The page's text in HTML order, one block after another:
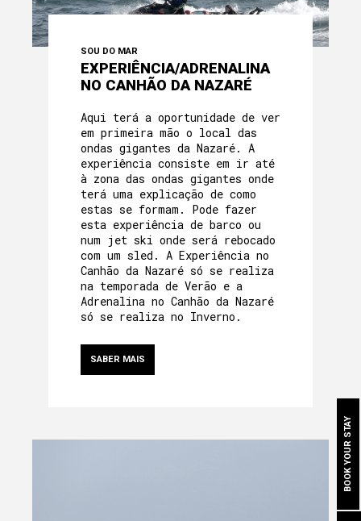
SOBRE NÓS
A NOSSA HERANÇA
MÃE-CASA
QUARTOS
BOOK YOUR STAY
SOU DO MAR
EXPERIÊNCIA/ADRENALINA
NO CANHÃO DA NAZARÉ
Aqui terá a oportunidade de ver
em primeira mão o local das
ondas gigantes da Nazaré. A
experiência consiste em ir até
à zona das ondas gigantes onde
terá uma explicação de como
estas se formam. Pode fazer
esta experiência de barco ou
num jet ski onde será rebocado
com um sled. A Experiência no
Canhão da Nazaré só se realiza
na temporada de Verão e a
Adrenalina no Canhão da Nazaré
só se realiza no Inverno.
SABER MAIS